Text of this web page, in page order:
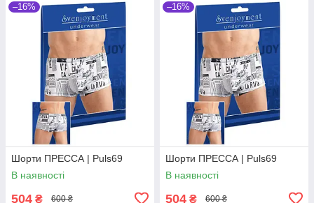
–16%
Шорти ПРЕССА | Puls69
В наявності
504 ₴ 600 ₴
–16%
Шорти ПРЕССА | Puls69
В наявності
504 ₴ 600 ₴